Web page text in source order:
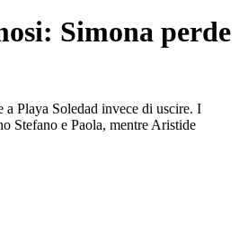
Simona perde
a Playa Soledad invece di uscire. I
Stefano e Paola, mentre Aristide